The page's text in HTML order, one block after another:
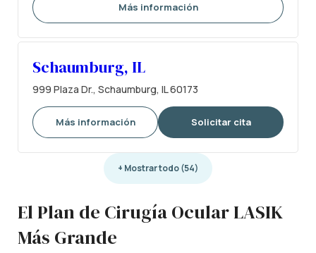
Más información
Schaumburg, IL
999 Plaza Dr., Schaumburg, IL 60173
Más información Solicitar cita
+ Mostrar todo (54)
El Plan de Cirugía Ocular LASIK
Más Grande